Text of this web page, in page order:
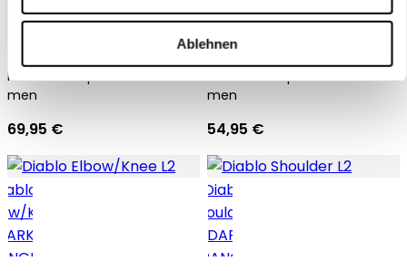
Ablehnen
Chest CP2 Full L2
Rukka chest protector for
men
69,95 €
Chest CP2 Divided L2
men
54,95 €